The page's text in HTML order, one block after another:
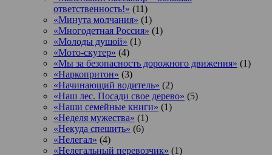
ответственность!» (11)
«Минута молчания» (1)
«Многодетная Россия» (1)
«Молоды душой» (1)
«Мото-скутер» (4)
«Мы за безопасность дорожного движения» (1)
«Наркопритон» (3)
«Начинающий водитель» (2)
«Наш лес. Посади свое дерево» (5)
«Наши семейные книги» (1)
«Неделя мужества» (1)
«Некуда спешить» (6)
«Нелегал» (4)
«Нелегальный перевозчик» (1)